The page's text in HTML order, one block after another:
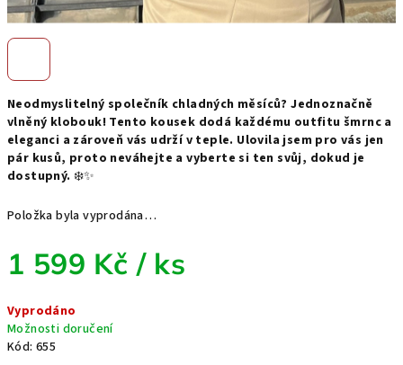
Neodmyslitelný společník chladných měsíců? Jednoznačně
vlněný klobouk! Tento kousek dodá každému outfitu šmrnc a
eleganci a zároveň vás udrží v teple. Ulovila jsem pro vás jen
pár kusů, proto neváhejte a vyberte si ten svůj, dokud je
dostupný. ❄️✨
Položka byla vyprodána…
1 599 Kč / ks
cena:
Vyprodáno
Možnosti doručení
Kód: 655